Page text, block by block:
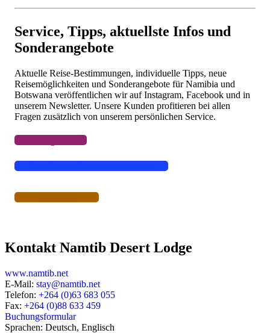
Camper & Mietwagen
Lodges, Camps, Gästefarmen, Hotels
Service, Tipps, aktuellste Infos und
Sonderangebote
Aktuelle Reise-Bestimmungen, individuelle Tipps, neue
Reisemöglichkeiten und Sonderangebote für Namibia und
Botswana veröffentlichen wir auf Instagram, Facebook und in
unserem Newsletter. Unsere Kunden profitieren bei allen
Fragen zusätzlich von unserem persönlichen Service.
Newsletter
Kontakt Namtib Desert Lodge
www.namtib.net
E-Mail: stay@namtib.net
Telefon: +264 (0)63 683 055
Fax: +264 (0)88 633 459
Buchungsformular
Sprachen: Deutsch, Englisch